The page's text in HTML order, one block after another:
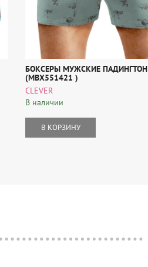
БОКСЕРЫ МУЖСКИЕ ПАДИНГТОН
(MBX551421 )
CLEVER
В наличии
В КОРЗИНУ